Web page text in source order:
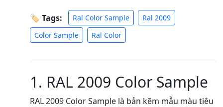
🏷 Tags: Ral Color Sample
Ral 2009
Color Sample
Ral Color
1. RAL 2009 Color Sample
RAL 2009 Color Sample là bản kẽm mẫu màu tiêu